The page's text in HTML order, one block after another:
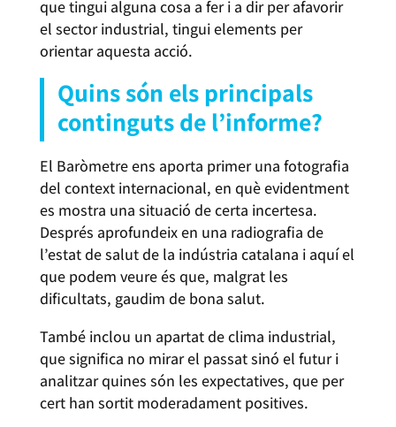
que tingui alguna cosa a fer i a dir per afavorir
el sector industrial, tingui elements per
orientar aquesta acció.
Quins són els principals
continguts de l’informe?
El Baròmetre ens aporta primer una fotografia
del context internacional, en què evidentment
es mostra una situació de certa incertesa.
Després aprofundeix en una radiografia de
l’estat de salut de la indústria catalana i aquí el
que podem veure és que, malgrat les
dificultats, gaudim de bona salut.
També inclou un apartat de clima industrial,
que significa no mirar el passat sinó el futur i
analitzar quines són les expectatives, que per
cert han sortit moderadament positives.